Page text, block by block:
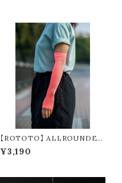
【ROTOTO】 ALLROUNDER
¥3,190